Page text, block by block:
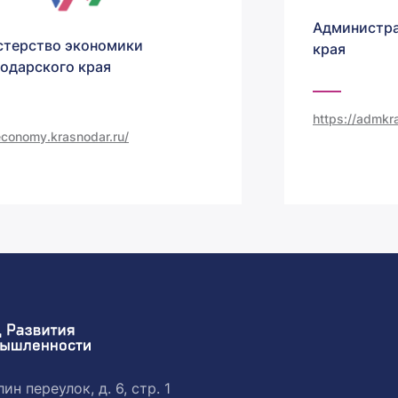
экономики
края
края
https://
переулок, д. 6, стр. 1